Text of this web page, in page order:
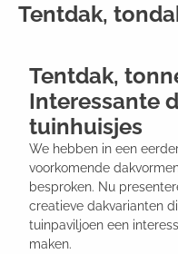
Tentdak,
Tentdak,
Interessante
tuinhuisjes
We hebben in een
voorkomende
besproken. Nu
creatieve dakvarianten
tuinpaviljoen een
maken.